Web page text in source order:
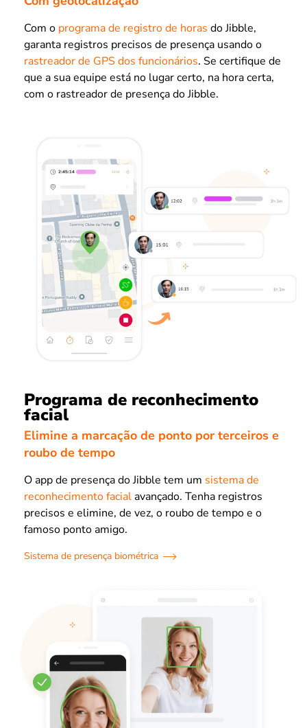
Com o programa de registro de horas do Jibble,
garanta registros precisos de presença usando o
rastreador de GPS dos funcionários. Se certifique de
que a sua equipe está no lugar certo, na hora certa,
com o rastreador de presença do Jibble.
Programa de reconhecimento
facial
Elimine a marcação de ponto por terceiros e
roubo de tempo
O app de presença do Jibble tem um sistema de
reconhecimento facialavançado. Tenha registros
precisos e elimine, de vez, o roubo de tempo e o
famoso ponto amigo.
Sistema de presença biométrica